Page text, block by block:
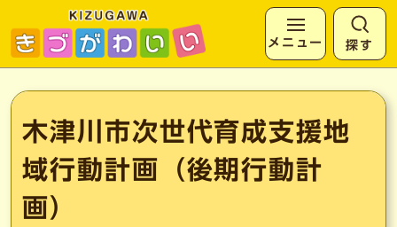
ページの先頭です
メニュー 探す
ここから本文です
木津川市次世代育成支援地
域行動計画（後期行動計
画）